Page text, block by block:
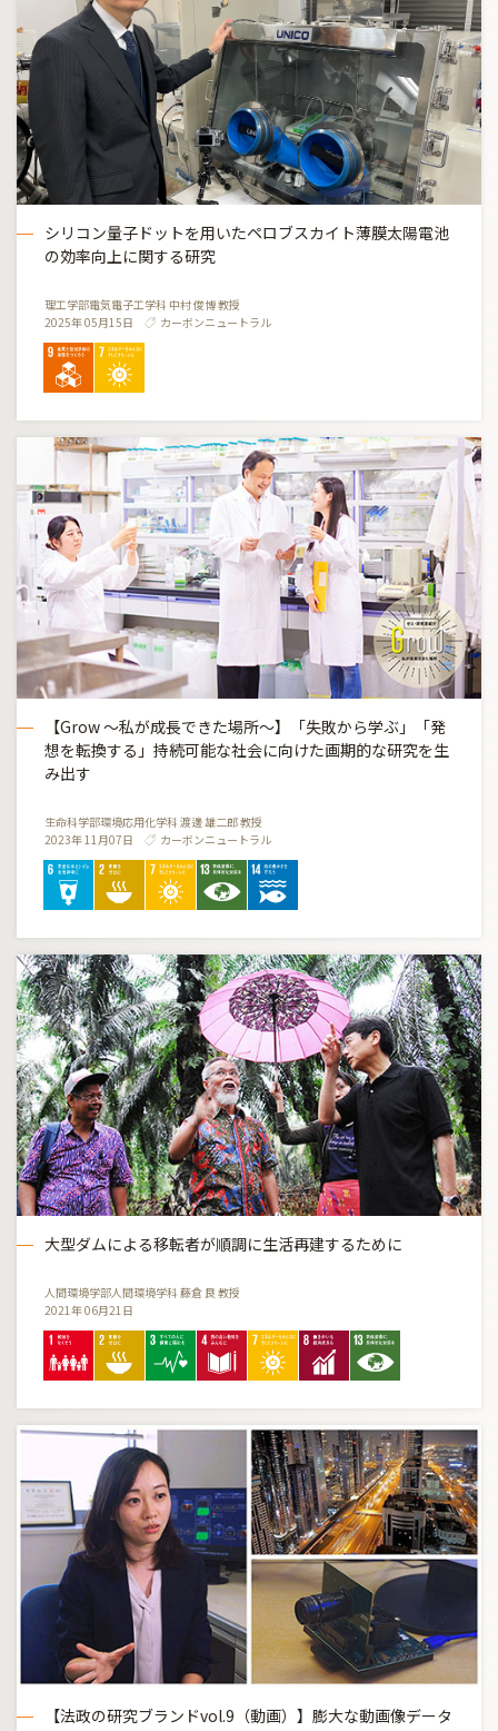
シリコン量子ドットを用いたペロブスカイト薄膜太陽電池
の効率向上に関する研究
理工学部電気電子工学科 中村 俊博 教授
2025年 05月15日
カーボンニュートラル
【Grow ～私が成長できた場所～】「失敗から学ぶ」「発
想を転換する」持続可能な社会に向けた画期的な研究を生
み出す
生命科学部環境応用化学科 渡邊 雄二郎 教授
2023年 11月07日
カーボンニュートラル
大型ダムによる移転者が順調に生活再建するために
人間環境学部人間環境学科 藤倉 良 教授
2021年 06月21日
【法政の研究ブランドvol.9（動画）】膨大な動画像データ